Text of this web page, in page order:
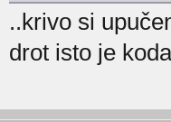
..krivo si
drot isto je